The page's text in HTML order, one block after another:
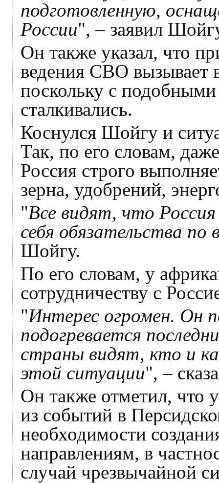
подготовленную,
России", – заявил
Он также указал, что
ведения СВО вызывает
поскольку с
сталкивались.
Коснулся Шойгу и
Так, по его словам,
Россия строго
зерна, удобрений,
"Все видят, что
себя обязательства по
Шойгу.
По его словам, у
сотрудничеству с
"Интерес огромен. Он
подогревается
страны видят, кто и
этой ситуации", –
Он также отметил, что
из событий в
необходимости
направлениям, в
случай чрезвычайной